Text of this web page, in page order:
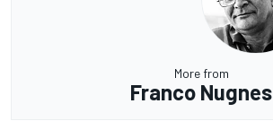
More from
Franco Nugnes